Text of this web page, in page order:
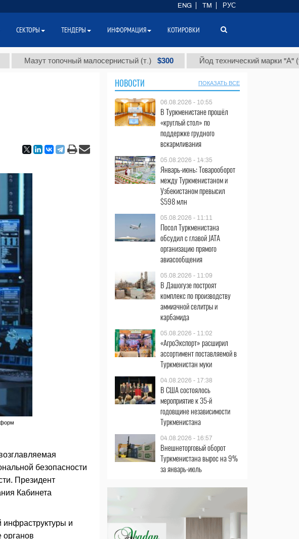
топочный малосернистый (т.) $300 Йод технический марки "А" (т.) $86
форм
безопасности
Президент
Кабинета
и
органов
НОВОСТИ ПОКАЗАТЬ ВСЕ
06.08.2026 - 10:55
В Туркменистане прошёл
«круглый стол» по
поддержке грудного
вскармливания
05.08.2026 - 14:35
Январь-июнь: Товарооборот
между Туркменистаном и
Узбекистаном превысил
$598 млн
05.08.2026 - 11:11
Посол Туркменистана
обсудил с главой JATA
организацию прямого
авиасообщения
05.08.2026 - 11:09
В Дашогузе построят
комплекс по производству
аммиачной селитры и
карбамида
05.08.2026 - 11:02
«АгроЭкспорт» расширил
ассортимент поставляемой в
Туркменистан муки
04.08.2026 - 17:38
В США состоялось
мероприятие к 35-й
годовщине независимости
Туркменистана
04.08.2026 - 16:57
Внешнеторговый оборот
Туркменистана вырос на 9%
за январь-июль
ENG TM РУС
СЕКТОРЫ ТЕНДЕРЫ ИНФОРМАЦИЯ КОТИРОВКИ